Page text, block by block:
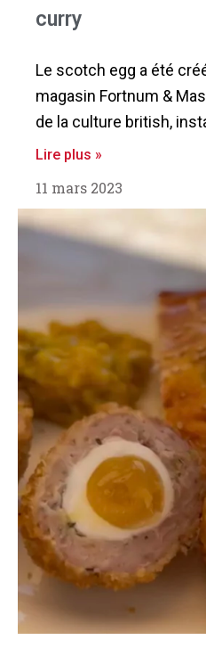
curry
Le scotch egg a été
magasin Fortnum &
de la culture british,
Lire plus »
11 mars 2023